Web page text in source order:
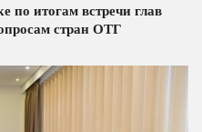
итогам встречи глав
стран ОТГ